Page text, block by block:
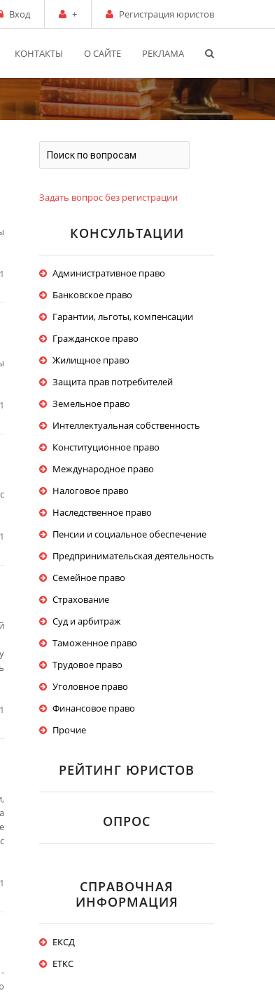
Вход + Регистрация юристов
КОНТАКТЫ О САЙТЕ РЕКЛАМА
1
1
1
1
1
Задать вопрос без регистрации
КОНСУЛЬТАЦИИ
Административное право
Банковское право
Гарантии, льготы, компенсации
Гражданское право
Жилищное право
Защита прав потребителей
Земельное право
Интеллектуальная собственность
Конституционное право
Международное право
Налоговое право
Наследственное право
Пенсии и социальное обеспечение
Предпринимательская деятельность
Семейное право
Страхование
Суд и арбитраж
Таможенное право
Трудовое право
Уголовное право
Финансовое право
Прочие
РЕЙТИНГ ЮРИСТОВ
ОПРОС
СПРАВОЧНАЯ
ИНФОРМАЦИЯ
ЕКСД
ЕТКС